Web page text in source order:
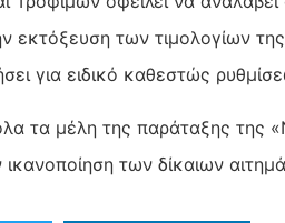
εκτόξευση των τιμολογίων
για ειδικό καθεστώς
τα μέλη της παράταξης της
ικανοποίηση των δίκαιων